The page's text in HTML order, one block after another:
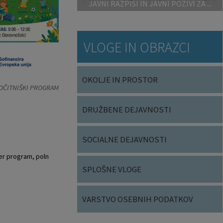
PROGRAM
program, poln
JAVNI RAZPISI IN JAVNI POZIVI ZA ...
VLOGE IN OBRAZCI
OKOLJE IN PROSTOR
DRUŽBENE DEJAVNOSTI
SOCIALNE DEJAVNOSTI
SPLOŠNE VLOGE
VARSTVO OSEBNIH PODATKOV